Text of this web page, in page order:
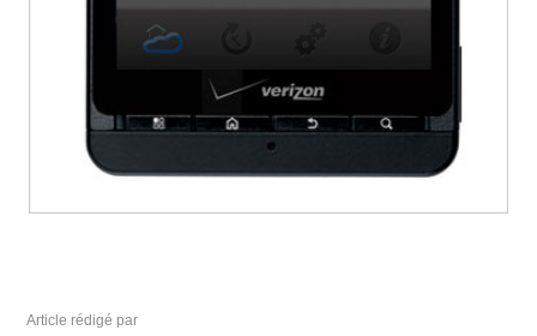
Article rédigé par